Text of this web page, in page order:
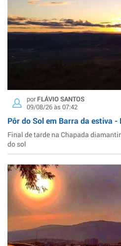
porFLÁVIO SANTOS
09/08/26 às 07:42
Pôr do Sol em Barra da estiva -
Final de tarde na Chapada
do sol